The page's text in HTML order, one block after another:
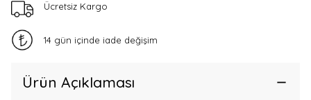
Ücretsiz Kargo
14 gün içinde iade değişim
Ürün Açıklaması